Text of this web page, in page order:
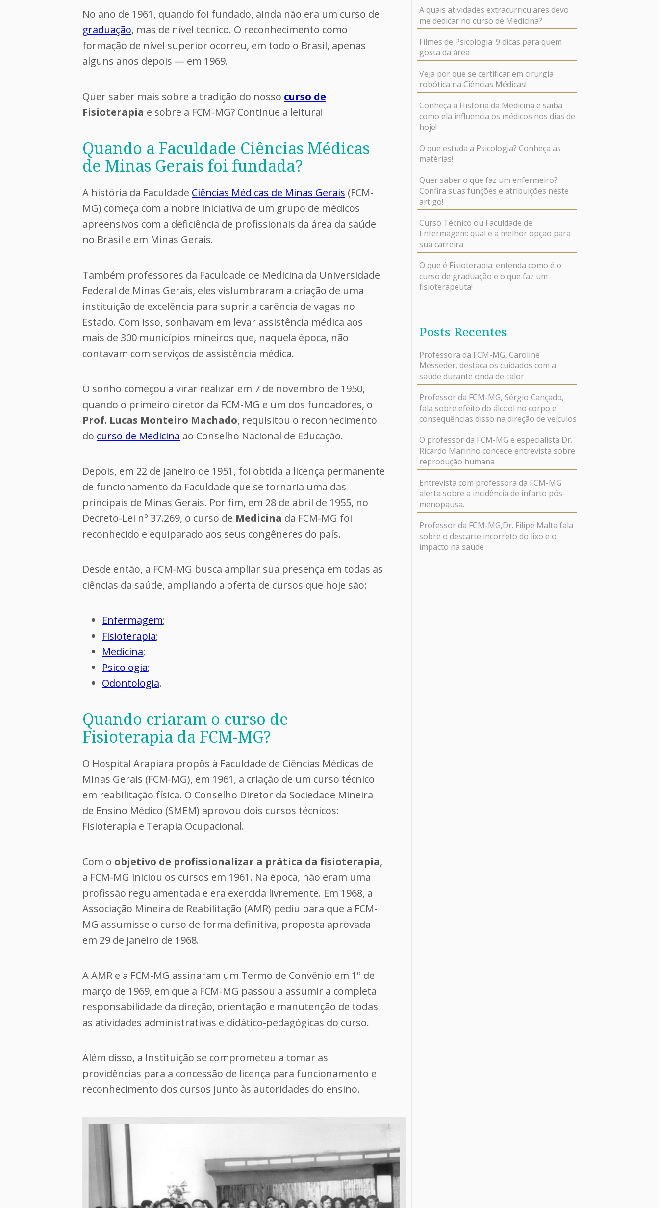
No ano de 1961, quando foi fundado, ainda não era um curso de
graduação, mas de nível técnico. O reconhecimento como
formação de nível superior ocorreu, em todo o Brasil, apenas
alguns anos depois — em 1969.
Quer saber mais sobre a tradição do nosso curso de
Fisioterapia e sobre a FCM-MG? Continue a leitura!
Quando a Faculdade Ciências Médicas
de Minas Gerais foi fundada?
A história da Faculdade Ciências Médicas de Minas Gerais (FCM-
MG) começa com a nobre iniciativa de um grupo de médicos
apreensivos com a deficiência de profissionais da área da saúde
no Brasil e em Minas Gerais.
Também professores da Faculdade de Medicina da Universidade
Federal de Minas Gerais, eles vislumbraram a criação de uma
instituição de excelência para suprir a carência de vagas no
Estado. Com isso, sonhavam em levar assistência médica aos
mais de 300 municípios mineiros que, naquela época, não
contavam com serviços de assistência médica.
O sonho começou a virar realizar em 7 de novembro de 1950,
quando o primeiro diretor da FCM-MG e um dos fundadores, o
Prof. Lucas Monteiro Machado, requisitou o reconhecimento
do curso de Medicina ao Conselho Nacional de Educação.
Depois, em 22 de janeiro de 1951, foi obtida a licença permanente
de funcionamento da Faculdade que se tornaria uma das
principais de Minas Gerais. Por fim, em 28 de abril de 1955, no
Decreto-Lei nº 37.269, o curso de Medicina da FCM-MG foi
reconhecido e equiparado aos seus congêneres do país.
Desde então, a FCM-MG busca ampliar sua presença em todas as
ciências da saúde, ampliando a oferta de cursos que hoje são:
Enfermagem;
Fisioterapia;
Medicina;
Psicologia;
Odontologia.
Quando criaram o curso de
Fisioterapia da FCM-MG?
O Hospital Arapiara propôs à Faculdade de Ciências Médicas de
Minas Gerais (FCM-MG), em 1961, a criação de um curso técnico
em reabilitação física. O Conselho Diretor da Sociedade Mineira
de Ensino Médico (SMEM) aprovou dois cursos técnicos:
Fisioterapia e Terapia Ocupacional.
Com o objetivo de profissionalizar a prática da fisioterapia,
a FCM-MG iniciou os cursos em 1961. Na época, não eram uma
profissão regulamentada e era exercida livremente. Em 1968, a
Associação Mineira de Reabilitação (AMR) pediu para que a FCM-
MG assumisse o curso de forma definitiva, proposta aprovada
em 29 de janeiro de 1968.
A AMR e a FCM-MG assinaram um Termo de Convênio em 1º de
março de 1969, em que a FCM-MG passou a assumir a completa
responsabilidade da direção, orientação e manutenção de todas
as atividades administrativas e didático-pedagógicas do curso.
Além disso, a Instituição se comprometeu a tomar as
providências para a concessão de licença para funcionamento e
reconhecimento dos cursos junto às autoridades do ensino.
A quais atividades extracurriculares devo
me dedicar no curso de Medicina?
Filmes de Psicologia: 9 dicas para quem
gosta da área
Veja por que se certificar em cirurgia
robótica na Ciências Médicas!
Conheça a História da Medicina e saiba
como ela influencia os médicos nos dias de
hoje!
O que estuda a Psicologia? Conheça as
matérias!
Quer saber o que faz um enfermeiro?
Confira suas funções e atribuições neste
artigo!
Curso Técnico ou Faculdade de
Enfermagem: qual é a melhor opção para
sua carreira
O que é Fisioterapia: entenda como é o
curso de graduação e o que faz um
fisioterapeuta!
Posts Recentes
Professora da FCM-MG, Caroline
Messeder, destaca os cuidados com a
saúde durante onda de calor
Professor da FCM-MG, Sérgio Cançado,
fala sobre efeito do álcool no corpo e
consequências disso na direção de veículos
O professor da FCM-MG e especialista Dr.
Ricardo Marinho concede entrevista sobre
reprodução humana
Entrevista com professora da FCM-MG
alerta sobre a incidência de infarto pós-
menopausa.
Professor da FCM-MG,Dr. Filipe Malta fala
sobre o descarte incorreto do lixo e o
impacto na saúde